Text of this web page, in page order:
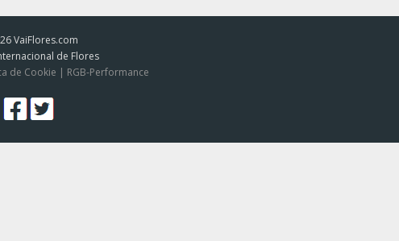
VaiFlores.com
de Flores
de Cookie | RGB-Performance